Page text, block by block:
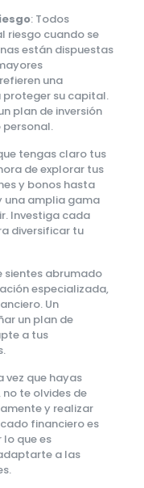
: Todos
riesgo cuando se
están dispuestas
una
su capital.
plan de inversión
personal.
tengas claro tus
de explorar tus
y bonos hasta
una amplia gama
Investiga cada
diversificar tu
sientes abrumado
especializada,
Un
un plan de
a tus
vez que hayas
te olvides de
y realizar
financiero es
que es
a las